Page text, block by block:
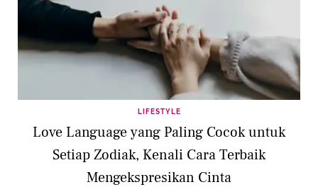
LIFESTYLE
Love Language yang Paling Cocok untuk
Setiap Zodiak, Kenali Cara Terbaik
Mengekspresikan Cinta